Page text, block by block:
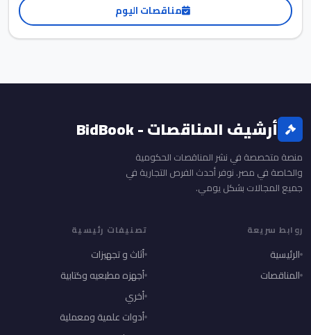
مناقصات اليوم
أرشيف المناقصات - BidBook
منصة متخصصة في نشر المناقصات الحكومية
والخاصة في مصر. نوفر أحدث الفرص التجارية في
جميع المجالات بشكل يومي.
روابط سريعة
الرئيسية
المناقصات
تصنيفات رئيسية
أثاث و تجهيزات
أجهزه مطبعيه وكتابية
أخري
أدوات علمية ومعملية